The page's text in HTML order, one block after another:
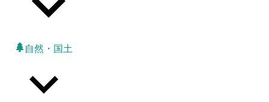
自然・国土